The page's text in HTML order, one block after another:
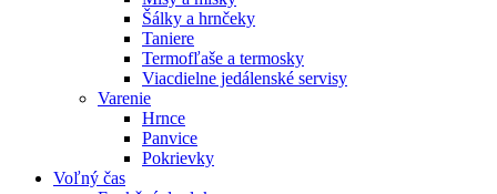
Šálky a hrnčeky
Taniere
Termofľaše a termosky
Viacdielne jedálenské servisy
Varenie
Hrnce
Panvice
Pokrievky
Voľný čas